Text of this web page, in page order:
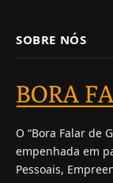
SOBRE NÓS
O “Bora Falar de
empenhada em
Pessoais,